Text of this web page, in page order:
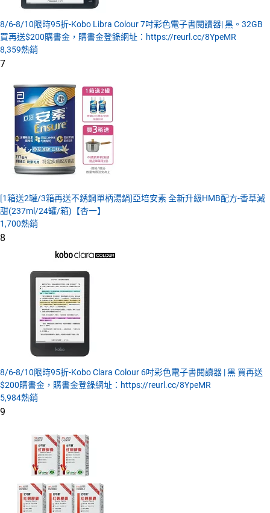
8/6-8/10限時95折-Kobo Libra Colour 7吋彩色電子書閱讀器| 黑。32GB
買再送$200購書金，購書金登錄網址：https://reurl.cc/8YpeMR
8,359熱銷
7
[1箱送2罐/3箱再送不銹鋼單柄湯鍋]亞培安素 全新升級HMB配方-香草減
甜(237ml/24罐/箱)【杏一】
1,700熱銷
8
8/6-8/10限時95折-Kobo Clara Colour 6吋彩色電子書閱讀器 | 黑 買再送
$200購書金，購書金登錄網址：https://reurl.cc/8YpeMR
5,984熱銷
9